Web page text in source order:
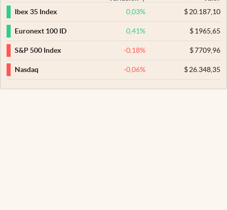
Ibex 35 Index
0,03% $20.187,10
Euronext 100 ID 0,41% $1965,65
S&P 500 Index -0,18% $7709,96
Nasdaq -0,06% $26.348,35